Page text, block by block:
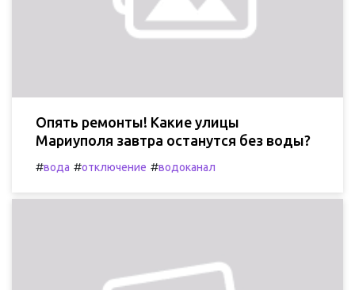
Опять ремонты! Какие улицы
Мариуполя завтра останутся без воды?
#вода #отключение #водоканал